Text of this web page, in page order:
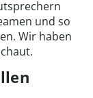
und so
Wir haben